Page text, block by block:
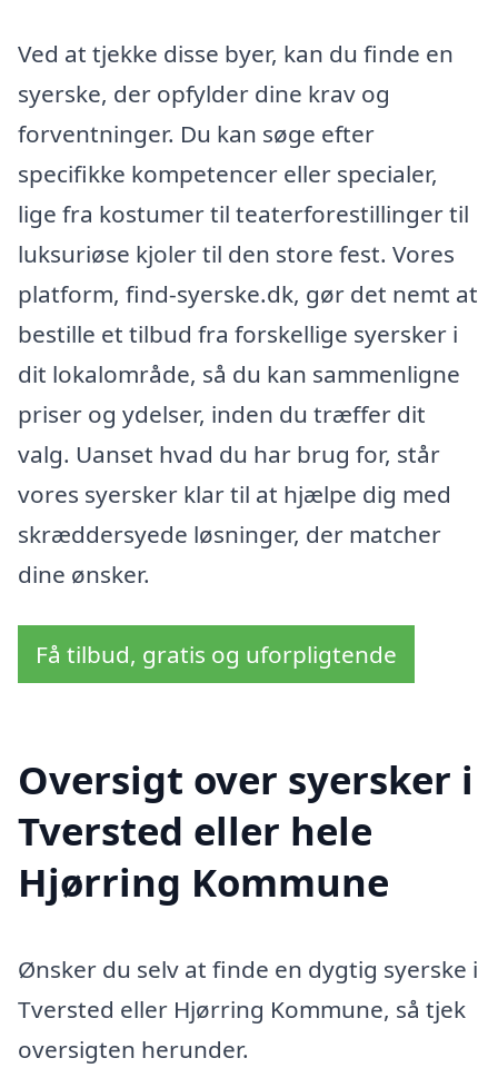
Ved at tjekke disse byer, kan du finde en
syerske, der opfylder dine krav og
forventninger. Du kan søge efter
specifikke kompetencer eller specialer,
lige fra kostumer til teaterforestillinger til
luksuriøse kjoler til den store fest. Vores
platform, find-syerske.dk, gør det nemt at
bestille et tilbud fra forskellige syersker i
dit lokalområde, så du kan sammenligne
priser og ydelser, inden du træffer dit
valg. Uanset hvad du har brug for, står
vores syersker klar til at hjælpe dig med
skræddersyede løsninger, der matcher
dine ønsker.
Få tilbud, gratis og uforpligtende
Oversigt over syersker i
Tversted eller hele
Hjørring Kommune
Ønsker du selv at finde en dygtig syerske i
Tversted eller Hjørring Kommune, så tjek
oversigten herunder.